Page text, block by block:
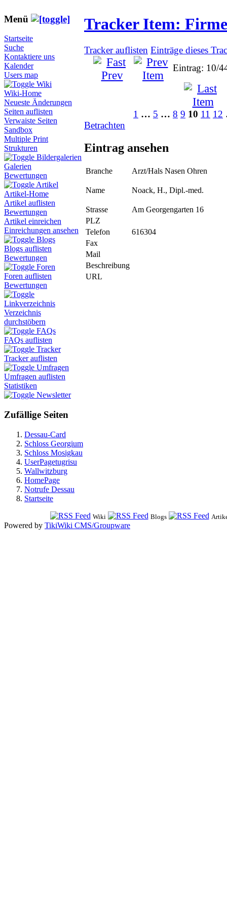
Menü
Startseite
Suche
Kontaktiere uns
Kalender
Users map
Wiki
Wiki-Home
Neueste Änderungen
Seiten auflisten
Verwaiste Seiten
Sandbox
Multiple Print
Strukturen
Bildergalerien
Galerien
Bewertungen
Artikel
Artikel-Home
Artikel auflisten
Bewertungen
Artikel einreichen
Einreichungen ansehen
Blogs
Blogs auflisten
Bewertungen
Foren
Foren auflisten
Bewertungen
Linkverzeichnis
Verzeichnis
durchstöbern
FAQs
FAQs auflisten
Tracker
Tracker auflisten
Umfragen
Umfragen auflisten
Statistiken
Newsletter
Zufällige Seiten
Dessau-Card
Schloss Georgium
Schloss Mosigkau
UserPagetugrisu
Wallwitzburg
HomePage
Notrufe Dessau
Startseite
Tracker Item:
Tracker auflisten Einträge dieses
Eintrag: 10/
1 … 5 … 8 9 10 11 12
Betrachten
Eintrag ansehen
Branche Arzt/Hals Nasen Ohren
Name Noack, H., Dipl.-med.
Strasse
Am Georgengarten 16
PLZ
Telefon
616304
Fax
Mail
Beschreibung
URL
Wiki Blogs
Powered by TikiWiki CMS/Groupware